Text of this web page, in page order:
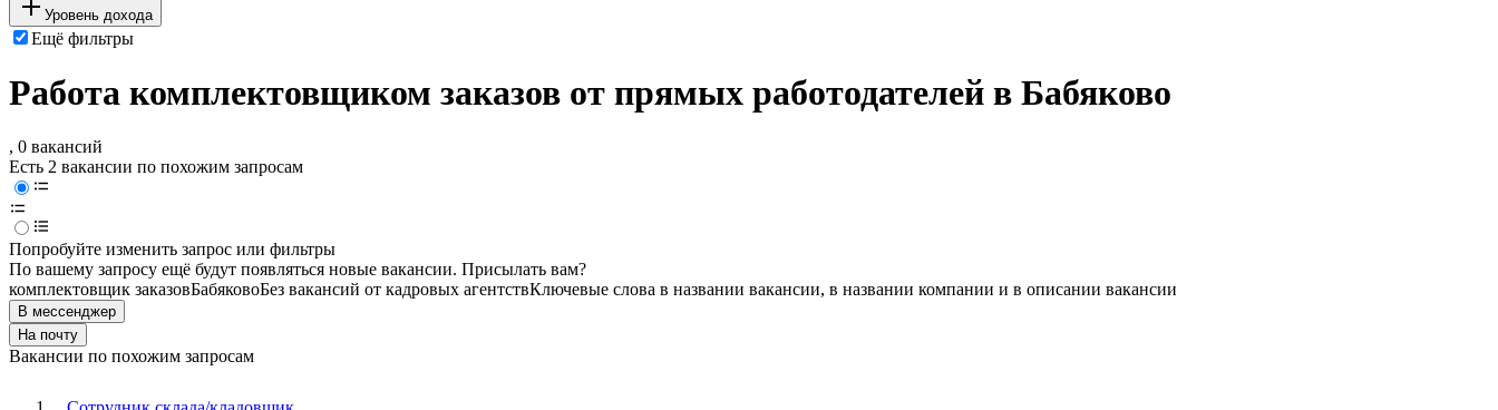
Уровень дохода
Ещё фильтры
Работа комплектовщиком заказов от прямых работодателей в Бабяково
, 0 вакансий
Есть 2 вакансии по похожим запросам
Попробуйте изменить запрос или фильтры
По вашему запросу ещё будут появляться новые вакансии. Присылать вам?
комплектовщик заказовБабяковоБез вакансий от кадровых агентствКлючевые слова в названии вакансии, в названии компании и в описании вакансии
В мессенджер
На почту
Вакансии по похожим запросам